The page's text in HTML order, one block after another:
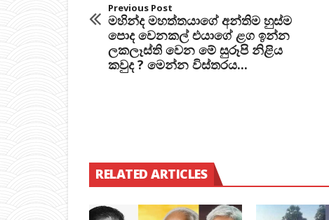
Previous Post
මහින්ද මහත්තයාගේ අන්තිම හුස්ම
පොද වෙනකල් එයාගේ ළග ඉන්න
ලකලෑස්ති වෙන මේ සුරූපි නිළිය
කවුද ? මෙන්න විස්තරය...
RELATED ARTICLES